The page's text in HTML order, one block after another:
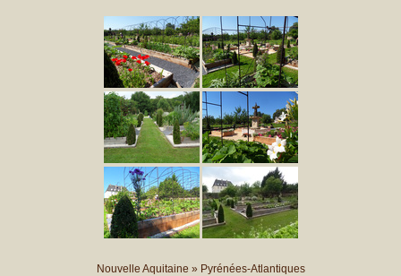
Nouvelle Aquitaine » Pyrénées-Atlantiques